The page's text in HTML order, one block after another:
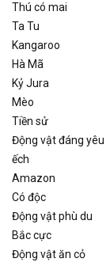
Thú có mai
Ta Tu
Kangaroo
Hà Mã
Kỷ Jura
Mèo
Tiền sử
Động vật đáng yêu
ếch
Amazon
Có độc
Động vật phù du
Bắc cực
Động vật ăn cỏ